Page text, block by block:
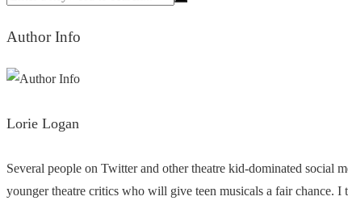
Author Info
Lorie Logan
Several people on Twitter and other theatre kid-dominated social
younger theatre critics who will give teen musicals a fair chance. I